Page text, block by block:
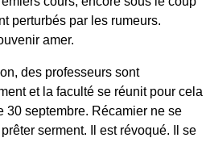
perturbés par les rumeurs.
amer.
des professeurs sont
et la faculté se réunit pour cela
30 septembre. Récamier ne se
serment. Il est révoqué. Il se